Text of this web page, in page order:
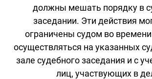
должны мешать порядку в
заседании. Эти действия
ограничены судом во
осуществляться на указанных
зале судебного заседания и с
лиц, участвующих в